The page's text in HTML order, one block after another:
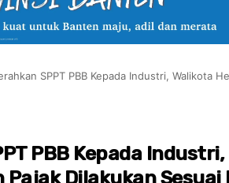
SPPT PBB Kepada Industri, Walikota
PBB Kepada
Pajak Dilakukan